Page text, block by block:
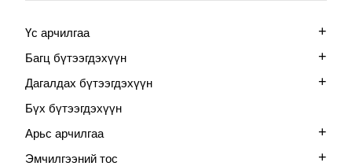
Үс арчилгаа +
Багц бүтээгдэхүүн +
Дагалдах бүтээгдэхүүн +
Бүх бүтээгдэхүүн
Арьс арчилгаа
+
Эмчилгээний тос +